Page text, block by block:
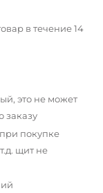
в течение 14
это не может
заказу
покупке
щит не